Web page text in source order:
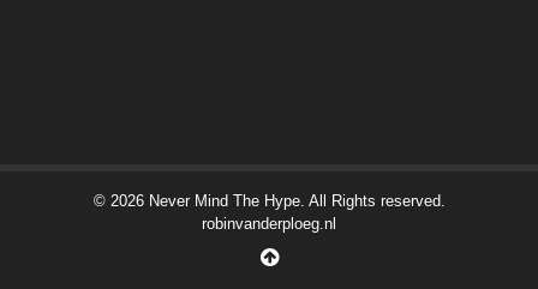
© 2026 Never Mind The Hype. All Rights reserved.
robinvanderploeg.nl